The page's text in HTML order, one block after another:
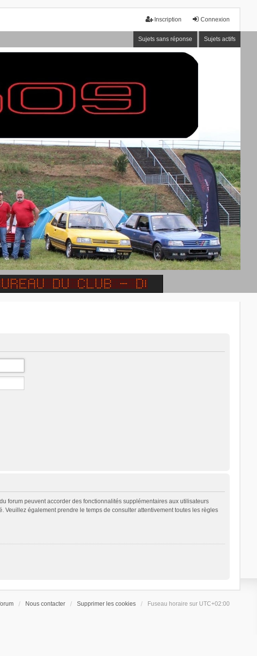
Connexion
Inscription
Sujets sans réponse Sujets actifs
forum peuvent accorder des fonctionnalités supplémentaires aux utilisateurs
Veuillez également prendre le temps de consulter attentivement toutes les règles
Nous contacter Supprimer les cookies Fuseau horaire sur UTC+02:00